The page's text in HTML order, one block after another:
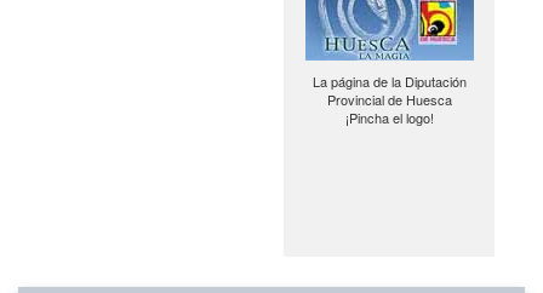
La página de la Diputación
Provincial de Huesca
¡Pincha el logo!